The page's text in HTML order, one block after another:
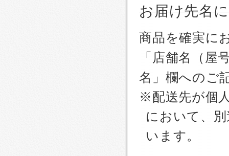
お届け先名
商品を確実に
「店舗名（屋
名」欄へのご
※配送先が個
において、
います。